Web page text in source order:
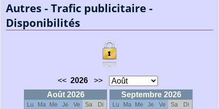
Autres - Trafic publicitaire -
Disponibilités